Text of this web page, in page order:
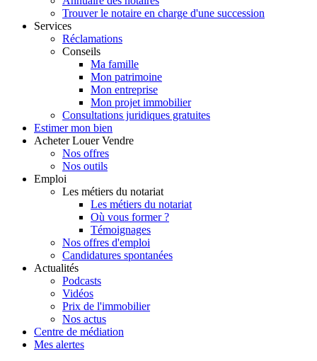
Trouver le notaire en charge d'une succession
Services
Réclamations
Conseils
Ma famille
Mon patrimoine
Mon entreprise
Mon projet immobilier
Consultations juridiques gratuites
Estimer mon bien
Acheter Louer Vendre
Nos offres
Nos outils
Emploi
Les métiers du notariat
Les métiers du notariat
Où vous former ?
Témoignages
Nos offres d'emploi
Candidatures spontanées
Actualités
Podcasts
Vidéos
Prix de l'immobilier
Nos actus
Centre de médiation
Mes alertes